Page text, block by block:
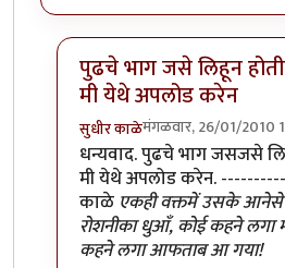
पुढचे भाग जसे लिहून
मी येथे अपलोड करेन
सुधीर काळेमंगळवार, 26/01/2010
In reply toअभिनंदन .by
धन्यवाद. पुढचे भाग जसजसे
मी येथे अपलोड करेन.
काळे एकही वक्तमें उसके आनेसे
रोशनीका धुआँ, कोई कहने लगा
कहने लगा आफताब आ गया!